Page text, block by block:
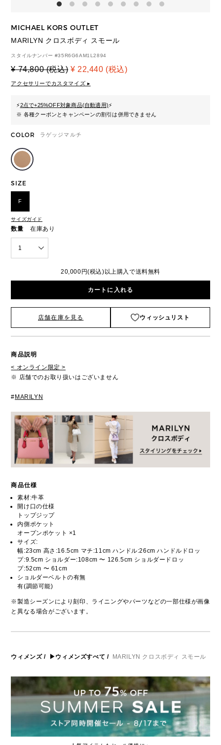
MICHAEL KORS OUTLET
MARILYN クロスボディ スモール
スタイルナンバー #35R6G6AM1L2894
¥ 74,800 (税込) ¥ 22,440 (税込)
アクセサリーでカスタマイズ ▸
⚡2点で+25%OFF対象商品(自動適用)⚡
※ 各種クーポンとキャンペーンの割引は併用できません
COLOR ラゲッジマルチ
SIZE
F
サイズガイド
数量 在庫あり
1
20,000円(税込)以上購入で送料無料
カートに入れる
店舗在庫を見る ウィッシュリスト
商品説明
< オンライン限定 >
※ 店舗でのお取り扱いはございません
# MARILYN
商品仕様
素材:牛革
開け口の仕様
トップジップ
内側ポケット
オープンポケット ×1
サイズ:
幅:23cm 高さ:16.5cm マチ:11cm ハンドル:26cm ハンドルドロッ
プ:9.5cm ショルダー:108cm 〜 126.5cm ショルダードロッ
プ:52cm 〜 61cm
ショルダーベルトの有無
有(調節可能)
※製造シーズンにより刻印、ライニングやパーツなどの一部仕様が画像
と異なる場合がございます。
ウィメンズ/ ▶ウィメンズすべて / MARILYN クロスボディ スモール